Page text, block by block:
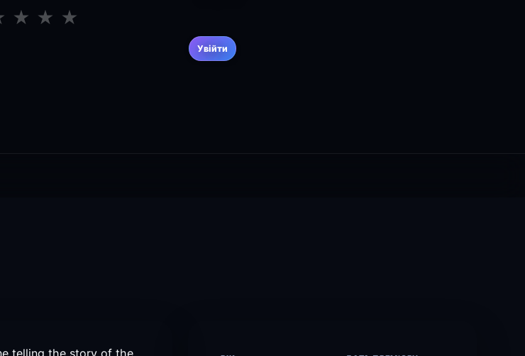
★ ★ ★
Увійти
telling the story of the